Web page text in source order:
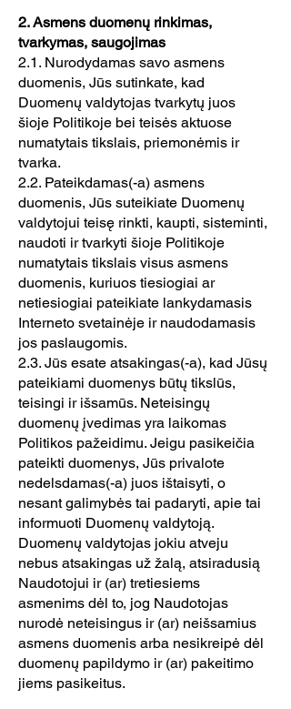
2. Asmens duomenų rinkimas,
tvarkymas, saugojimas
2.1. Nurodydamas savo asmens
duomenis, Jūs sutinkate, kad
Duomenų valdytojas tvarkytų juos
šioje Politikoje bei teisės aktuose
numatytais tikslais, priemonėmis ir
tvarka.
2.2. Pateikdamas(-a) asmens
duomenis, Jūs suteikiate Duomenų
valdytojui teisę rinkti, kaupti, sisteminti,
naudoti ir tvarkyti šioje Politikoje
numatytais tikslais visus asmens
duomenis, kuriuos tiesiogiai ar
netiesiogiai pateikiate lankydamasis
Interneto svetainėje ir naudodamasis
jos paslaugomis.
2.3. Jūs esate atsakingas(-a), kad Jūsų
pateikiami duomenys būtų tikslūs,
teisingi ir išsamūs. Neteisingų
duomenų įvedimas yra laikomas
Politikos pažeidimu. Jeigu pasikeičia
pateikti duomenys, Jūs privalote
nedelsdamas(-a) juos ištaisyti, o
nesant galimybės tai padaryti, apie tai
informuoti Duomenų valdytoją.
Duomenų valdytojas jokiu atveju
nebus atsakingas už žalą, atsiradusią
Naudotojui ir (ar) tretiesiems
asmenims dėl to, jog Naudotojas
nurodė neteisingus ir (ar) neišsamius
asmens duomenis arba nesikreipė dėl
duomenų papildymo ir (ar) pakeitimo
jiems pasikeitus.